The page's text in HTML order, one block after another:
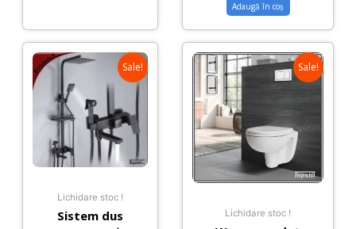
Adaugă în coș
Sale!
Lichidare stoc !
Sistem dus
Sale!
Lichidare stoc !